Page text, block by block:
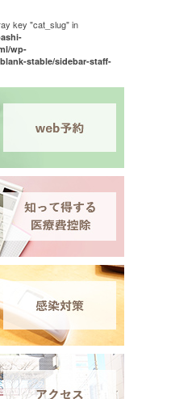
key "cat_slug" in
wp-
stable/sidebar-staff-